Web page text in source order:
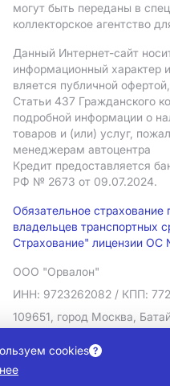
могут быть переданы в
коллекторское агентство
Данный Интернет-сайт
информационный характер
вляется публичной
Статьи 437 Гражданского
подробной информации о
товаров и (или) услуг,
менеджерам автоцентра
Кредит предоставляется
РФ № 2673 от 09.07.2024.
Обязательное страхование
владельцев транспортных
Страхование" лицензии ОС
ООО "Орвалон"
ИНН: 9723262082 / КПП:
109651, город Москва,
Политика в отношении
Согласие на рекламную
Правовая информация
cookies